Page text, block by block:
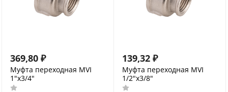
369,80 ₽
Муфта переходная MVI
1"х3/4"
139,32 ₽
Муфта переходная MVI
1/2"х3/8"